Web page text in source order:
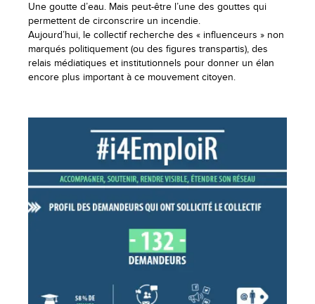
Une goutte d’eau. Mais peut-être l’une des gouttes qui
permettent de circonscrire un incendie.
Aujourd’hui, le collectif recherche des « influenceurs » non
marqués politiquement (ou des figures transpartis), des
relais médiatiques et institutionnels pour donner un élan
encore plus important à ce mouvement citoyen.